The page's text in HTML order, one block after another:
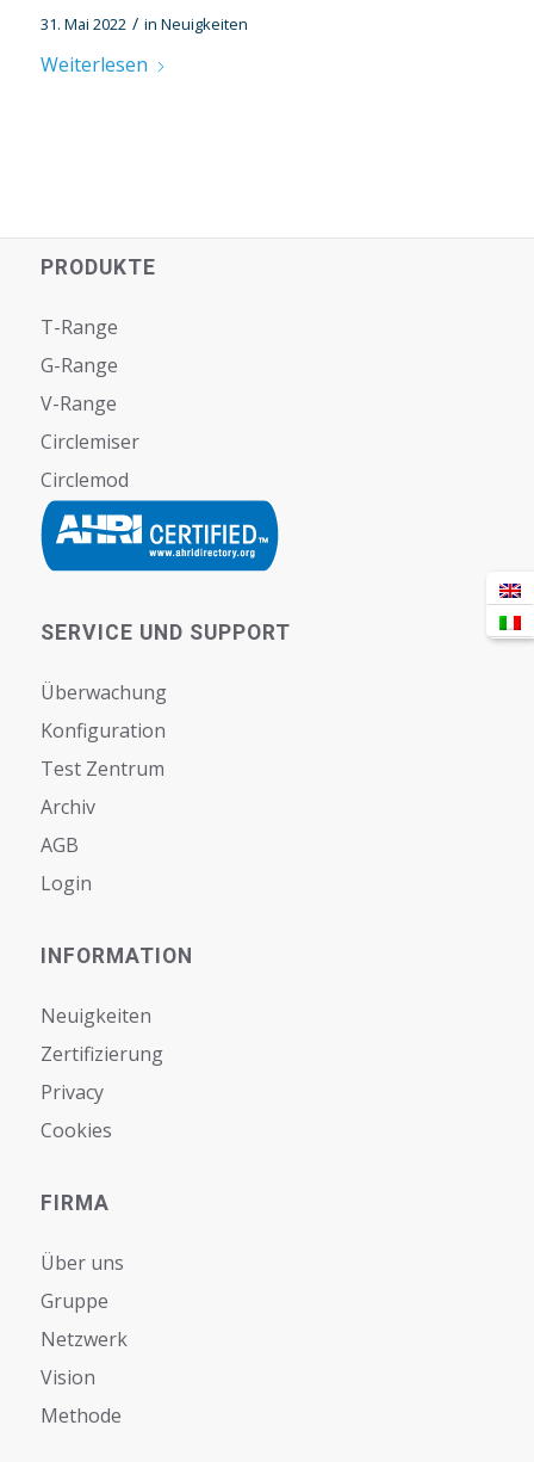
31. Mai 2022 / in Neuigkeiten
Weiterlesen
PRODUKTE
T-Range
G-Range
V-Range
Circlemiser
Circlemod
SERVICE UND SUPPORT
Überwachung
Konfiguration
Test Zentrum
Archiv
AGB
Login
INFORMATION
Neuigkeiten
Zertifizierung
Privacy
Cookies
FIRMA
Über uns
Gruppe
Netzwerk
Vision
Мethode